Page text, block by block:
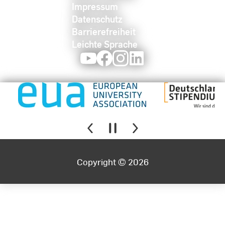
Impressum
Datenschutz
Barrierefreiheit
Leichte Sprache
YoutubeFacebookInstagram
Copyright © 2026